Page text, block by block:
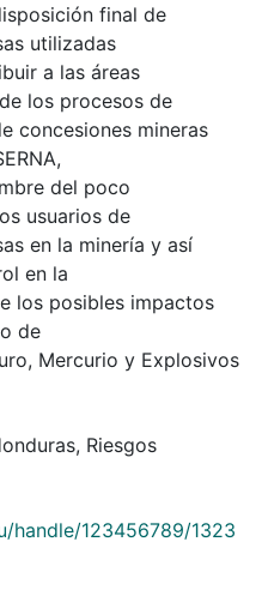
final de
utilizadas
a las áreas
los procesos de
concesiones mineras
del poco
usuarios de
en la minería y así
en la
los posibles impactos
de
Mercurio y Explosivos
, Riesgos
handle/123456789/1323